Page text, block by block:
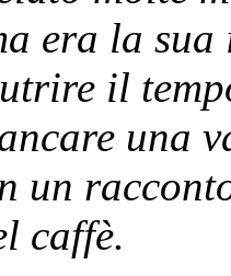
era la
il
una
un
caffè.